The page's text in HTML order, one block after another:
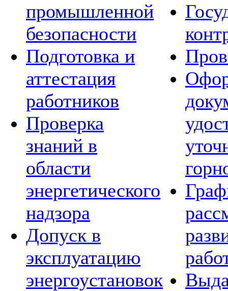
промышленной
безопасности
Подготовка и
аттестация
работников
Проверка
знаний в
области
энергетического
надзора
Допуск в
эксплуатацию
энергоустановок